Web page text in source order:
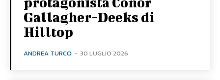
Gallagher-Deeks di
Hilltop
ANDREA TURCO - 30 LUGLIO 2026